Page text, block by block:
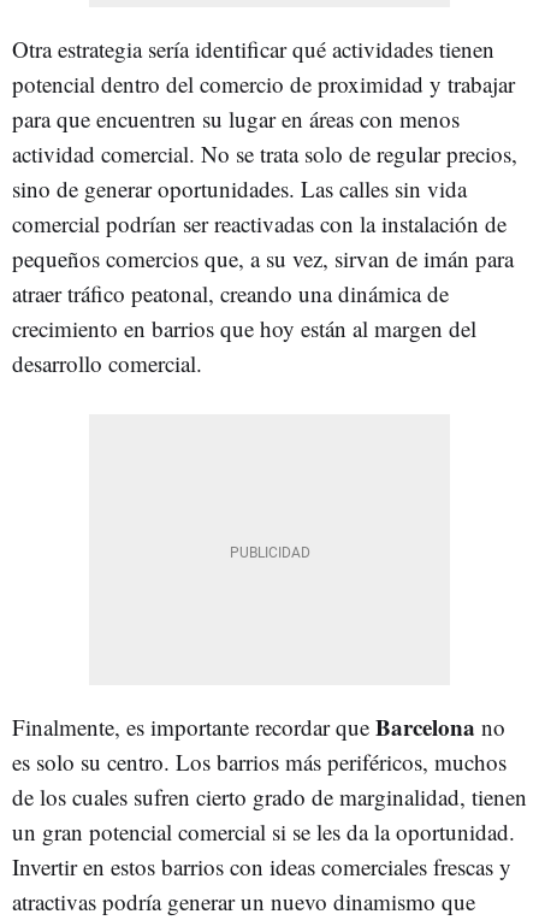
Otra estrategia sería identificar qué actividades tienen
potencial dentro del comercio de proximidad y trabajar
para que encuentren su lugar en áreas con menos
actividad comercial. No se trata solo de regular precios,
sino de generar oportunidades. Las calles sin vida
comercial podrían ser reactivadas con la instalación de
pequeños comercios que, a su vez, sirvan de imán para
atraer tráfico peatonal, creando una dinámica de
crecimiento en barrios que hoy están al margen del
desarrollo comercial.
Finalmente, es importante recordar que Barcelona no
es solo su centro. Los barrios más periféricos, muchos
de los cuales sufren cierto grado de marginalidad, tienen
un gran potencial comercial si se les da la oportunidad.
Invertir en estos barrios con ideas comerciales frescas y
atractivas podría generar un nuevo dinamismo que